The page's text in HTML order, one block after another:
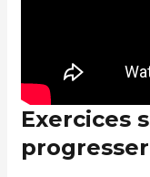
Exercices
progresser